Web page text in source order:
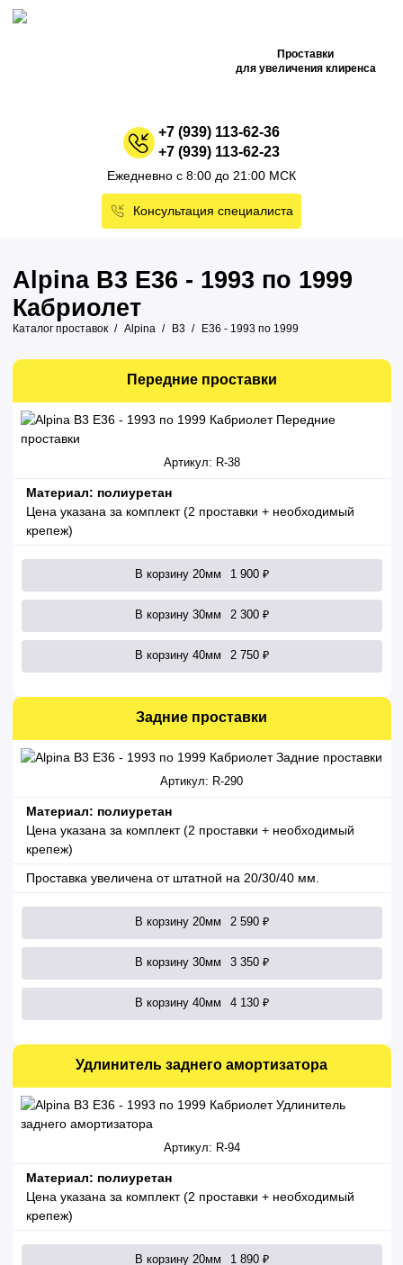
Проставки
для увеличения клиренса
+7 (939) 113-62-36
+7 (939) 113-62-23
Ежедневно с 8:00 до 21:00 МСК
Консультация специалиста
Alpina B3 E36 - 1993 по 1999
Кабриолет
Каталог проставок Alpina B3 E36 - 1993 по 1999
Передние проставки
Артикул: R-38
Материал: полиуретан
Цена указана за комплект (2 проставки + необходимый
крепеж)
В корзину 20мм 1 900 ₽
В корзину 30мм 2 300 ₽
В корзину 40мм 2 750 ₽
Задние проставки
Артикул: R-290
Материал: полиуретан
Цена указана за комплект (2 проставки + необходимый
крепеж)
Проставка увеличена от штатной на 20/30/40 мм.
В корзину 20мм 2 590 ₽
В корзину 30мм 3 350 ₽
В корзину 40мм 4 130 ₽
Удлинитель заднего амортизатора
Артикул: R-94
Материал: полиуретан
Цена указана за комплект (2 проставки + необходимый
крепеж)
В корзину 20мм 1 890 ₽